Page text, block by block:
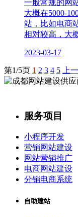
一般常规的网
大概在5000-
站，比如电商
相对较高，大
2023-03-17
第1/5页 1 2 3 4 5 上
服务项目
小程序开发
营销网站建设
网站营销推广
电商网站建设
分销电商系统
自助建站